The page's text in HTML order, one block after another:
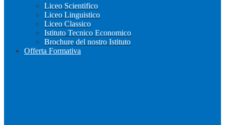
Liceo Scientifico
Liceo Linguistico
Liceo Classico
Istituto Tecnico Economico
Brochure del nostro Istituto
Offerta Formativa